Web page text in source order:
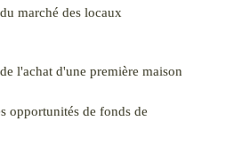
marché des locaux
l'achat d'une première maison
opportunités de fonds de